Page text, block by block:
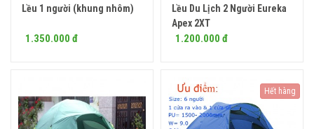
Mua ngay
Lều 1 người (khung nhôm)
1.350.000 đ
Mua ngay
Lều Du Lịch 2 Người Eureka
Apex 2XT
1.200.000 đ
Hết hàng